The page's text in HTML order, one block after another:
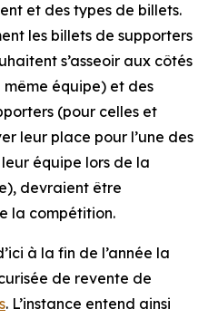
et des types de billets.
les billets de supporters
s’asseoir aux côtés
équipe) et des
(pour celles et
leur place pour l’une des
équipe lors de la
devraient être
la compétition.
à la fin de l’année la
de revente de
. L’instance entend ainsi